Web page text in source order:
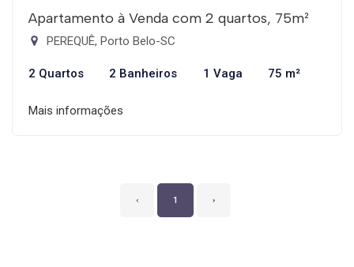
Apartamento à Venda com 2 quartos, 75m²
PEREQUÊ, Porto Belo-SC
2 Quartos 2 Banheiros 1 Vaga 75 m²
Mais informações
‹ 1 ›